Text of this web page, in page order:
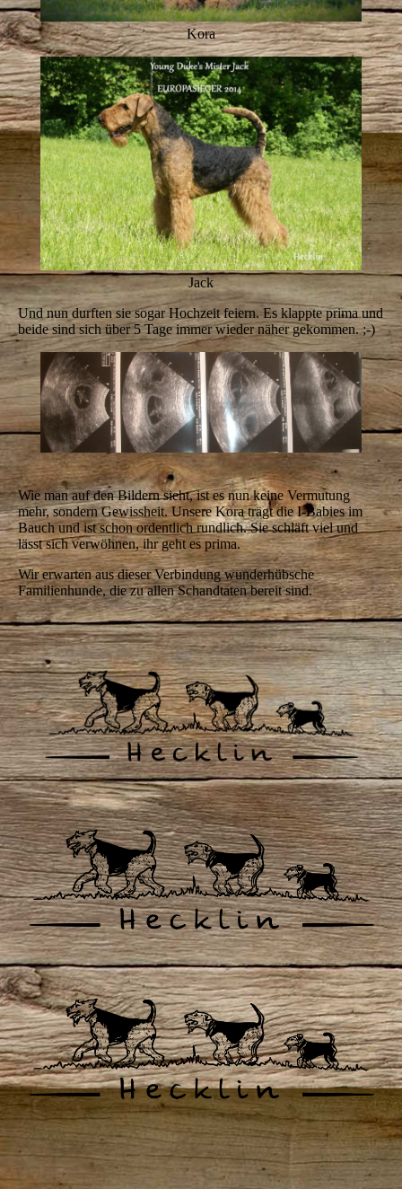
Kora
Jack
Und nun durften sie sogar Hochzeit feiern. Es klappte prima und
beide sind sich über 5 Tage immer wieder näher gekommen. ;-)
Wie man auf den Bildern sieht, ist es nun keine Vermutung
mehr, sondern Gewissheit. Unsere Kora trägt die I-Babies im
Bauch und ist schon ordentlich rundlich. Sie schläft viel und
lässt sich verwöhnen, ihr geht es prima.
Wir erwarten aus dieser Verbindung wunderhübsche
Familienhunde, die zu allen Schandtaten bereit sind.